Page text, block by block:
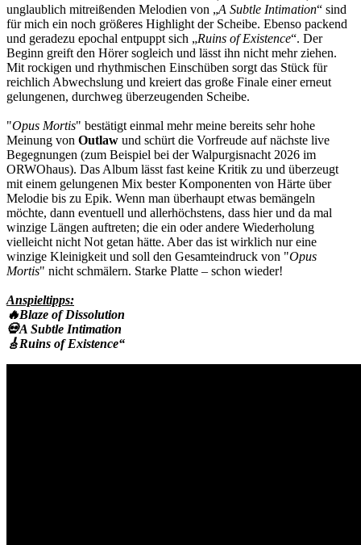
unglaublich mitreißenden Melodien von „A Subtle Intimation“ sind
für mich ein noch größeres Highlight der Scheibe. Ebenso packend
und geradezu epochal entpuppt sich „Ruins of Existence“. Der
Beginn greift den Hörer sogleich und lässt ihn nicht mehr ziehen.
Mit rockigen und rhythmischen Einschüben sorgt das Stück für
reichlich Abwechslung und kreiert das große Finale einer erneut
gelungenen, durchweg überzeugenden Scheibe.
"Opus Mortis" bestätigt einmal mehr meine bereits sehr hohe
Meinung von Outlaw und schürt die Vorfreude auf nächste live
Begegnungen (zum Beispiel bei der Walpurgisnacht 2026 im
ORWOhaus). Das Album lässt fast keine Kritik zu und überzeugt
mit einem gelungenen Mix bester Komponenten von Härte über
Melodie bis zu Epik. Wenn man überhaupt etwas bemängeln
möchte, dann eventuell und allerhöchstens, dass hier und da mal
winzige Längen auftreten; die ein oder andere Wiederholung
vielleicht nicht Not getan hätte. Aber das ist wirklich nur eine
winzige Kleinigkeit und soll den Gesamteindruck von "Opus
Mortis" nicht schmälern. Starke Platte – schon wieder!
Anspieltipps:
🔥Blaze of Dissolution
💀A Subtle Intimation
🎸Ruins of Existence“